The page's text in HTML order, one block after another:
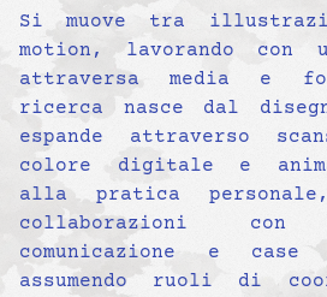
Si muove tra
motion, lavorando con
attraversa media e
ricerca nasce dal
espande attraverso
colore digitale e
alla pratica
collaborazioni
comunicazione e case
assumendo ruoli di